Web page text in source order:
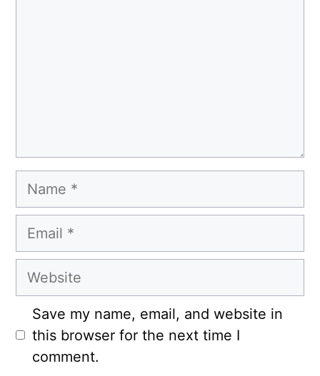
Name
Email
Website
Save my name, email, and website in
this browser for the next time I
comment.